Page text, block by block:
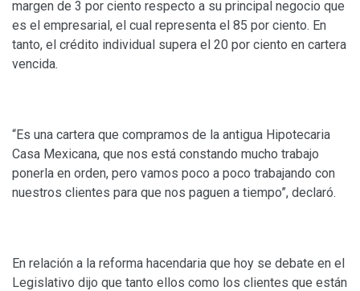
margen de 3 por ciento respecto a su principal negocio que
es el empresarial, el cual representa el 85 por ciento. En
tanto, el crédito individual supera el 20 por ciento en cartera
vencida.
“Es una cartera que compramos de la antigua Hipotecaria
Casa Mexicana, que nos está constando mucho trabajo
ponerla en orden, pero vamos poco a poco trabajando con
nuestros clientes para que nos paguen a tiempo”, declaró.
En relación a la reforma hacendaria que hoy se debate en el
Legislativo dijo que tanto ellos como los clientes que están